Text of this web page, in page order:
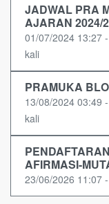
JADWAL PRA
AJARAN 2024/
01/07/2024 13:27
kali
PRAMUKA
13/08/2024 03:49
kali
AFIRMASI-
23/06/2026 11:07